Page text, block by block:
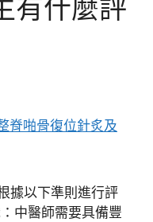
有什麼評
據以下準則進行評
中醫師需要具備豐